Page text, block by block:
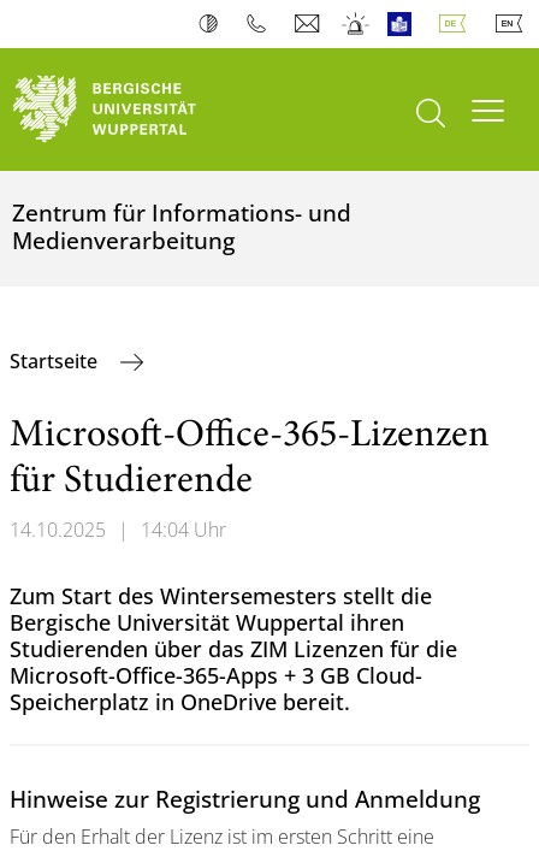
Suche öffnen
Zentrum für Informations- und
Medienverarbeitung
Startseite
Microsoft-Office-365-Lizenzen
für Studierende
14.10.2025 | 14:04 Uhr
Zum Start des Wintersemesters stellt die
Bergische Universität Wuppertal ihren
Studierenden über das ZIM Lizenzen für die
Microsoft-Office-365-Apps + 3 GB Cloud-
Speicherplatz in OneDrive bereit.
Hinweise zur Registrierung und Anmeldung
Für den Erhalt der Lizenz ist im ersten Schritt eine